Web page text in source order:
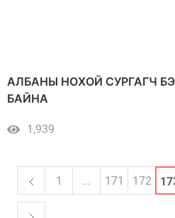
АЛБАНЫ НОХОЙ СУРГАГЧ
БАЙНА
1,939
1 ... 171 172